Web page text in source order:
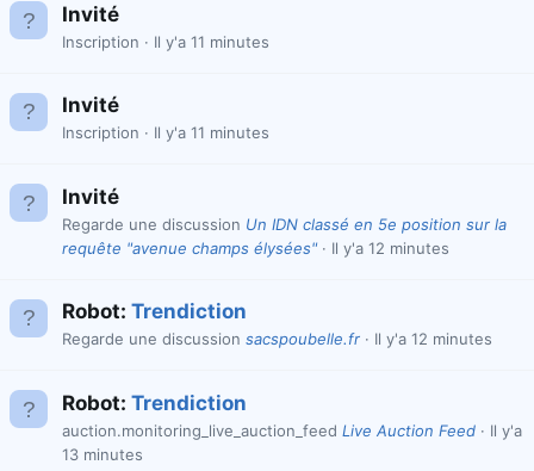
Invité
Inscription Il y'a 11 minutes
Invité
Inscription Il y'a 11 minutes
Invité
Regarde une discussion Un IDN classé en 5e position sur la
requête "avenue champs élysées"
Il y'a 12 minutes
Robot: Trendiction
Regarde une discussion sacspoubelle.fr Il y'a 12 minutes
Robot: Trendiction
auction.monitoring_live_auction_feed Live Auction Feed
Il y'a
13 minutes